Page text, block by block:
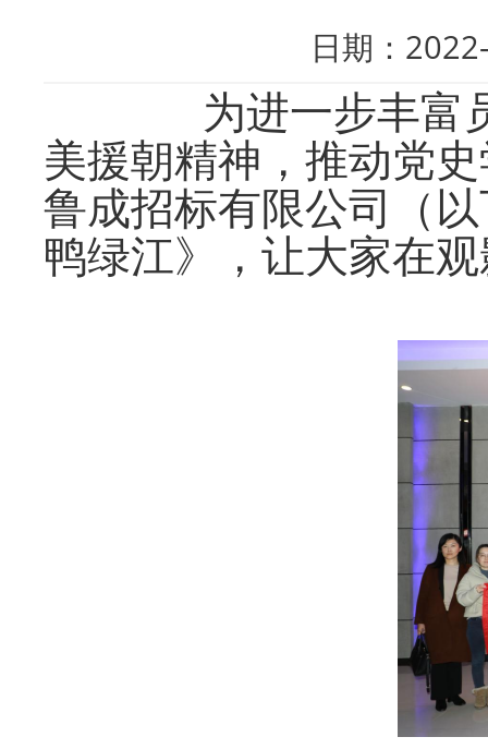
日期：
为进一步丰富员
美援朝精神，推动党
鲁成招标有限公司（
鸭绿江》，让大家在